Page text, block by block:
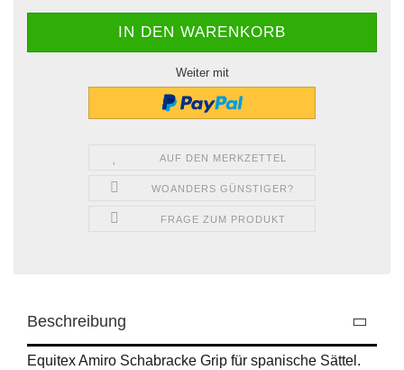
Weiter mit
AUF DEN MERKZETTEL
WOANDERS GÜNSTIGER?
FRAGE ZUM PRODUKT
Beschreibung
Equitex Amiro Schabracke Grip für spanische Sättel.